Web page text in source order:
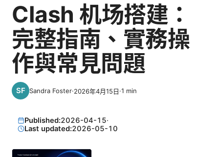
Clash 机场搭建：
完整指南、實務操
作與常見問題
Sandra Foster·2026年4月15日·1 min
Published:2026-04-15·
Last updated:2026-05-10